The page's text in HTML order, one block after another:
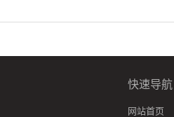
快速导航
网站首页